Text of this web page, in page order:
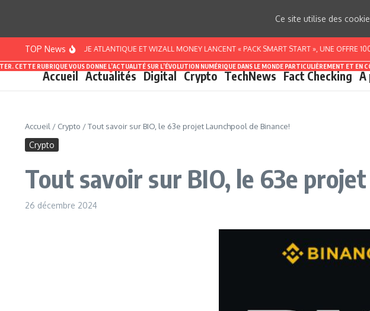
TOP News
D’IVOIRE : BANQUE ATLANTIQUE ET WIZALL MONEY LANCENT « PACK SMART START », UNE OFFRE 100%
Accueil Actualités
CETTE RUBRIQUE VOUS DONNE L’ACTUALITÉ SUR L’ÉVOLUTION NUMÉRIQUE DANS LE MONDE PARTICULIÈREMENT ET EN
Digital Crypto TechNews Fact Checking A
Accueil / Crypto /Tout savoir sur BIO, le 63e projet Launchpool de Binance!
Crypto
Tout savoir sur BIO, le 63e
26 décembre 2024
Ce site utilise des